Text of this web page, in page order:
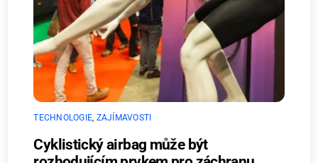
TECHNOLOGIE, ZAJÍMAVOSTI
Cyklistický airbag může být